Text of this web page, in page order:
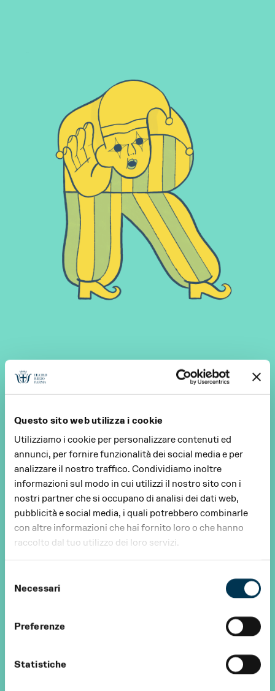
Questo sito web utilizza i cookie
Utilizziamo i cookie per personalizzare contenuti ed
annunci, per fornire funzionalità dei social media e per
analizzare il nostro traffico. Condividiamo inoltre
informazioni sul modo in cui utilizzi il nostro sito con i
nostri partner che si occupano di analisi dei dati web,
pubblicità e social media, i quali potrebbero combinarle
con altre informazioni che hai fornito loro o che hanno
raccolto dal tuo utilizzo dei loro servizi.
delNecessari
Preferenze
Statistiche